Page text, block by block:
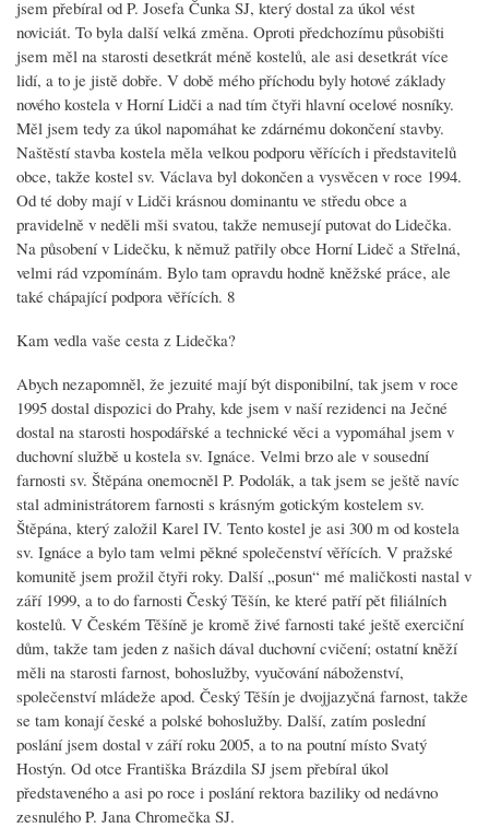
jsem přebíral od P. Josefa Čunka SJ, který dostal za úkol vést
noviciát. To byla další velká změna. Oproti předchozímu působišti
jsem měl na starosti desetkrát méně kostelů, ale asi desetkrát více
lidí, a to je jistě dobře. V době mého příchodu byly hotové základy
nového kostela v Horní Lidči a nad tím čtyři hlavní ocelové nosníky.
Měl jsem tedy za úkol napomáhat ke zdárnému dokončení stavby.
Naštěstí stavba kostela měla velkou podporu věřících i představitelů
obce, takže kostel sv. Václava byl dokončen a vysvěcen v roce 1994.
Od té doby mají v Lidči krásnou dominantu ve středu obce a
pravidelně v neděli mši svatou, takže nemusejí putovat do Lidečka.
Na působení v Lidečku, k němuž patřily obce Horní Lideč a Střelná,
velmi rád vzpomínám. Bylo tam opravdu hodně kněžské práce, ale
také chápající podpora věřících. 8
Kam vedla vaše cesta z Lidečka?
Abych nezapomněl, že jezuité mají být disponibilní, tak jsem v roce
1995 dostal dispozici do Prahy, kde jsem v naší rezidenci na Ječné
dostal na starosti hospodářské a technické věci a vypomáhal jsem v
duchovní službě u kostela sv. Ignáce. Velmi brzo ale v sousední
farnosti sv. Štěpána onemocněl P. Podolák, a tak jsem se ještě navíc
stal administrátorem farnosti s krásným gotickým kostelem sv.
Štěpána, který založil Karel IV. Tento kostel je asi 300 m od kostela
sv. Ignáce a bylo tam velmi pěkné společenství věřících. V pražské
komunitě jsem prožil čtyři roky. Další „posun“ mé maličkosti nastal v
září 1999, a to do farnosti Český Těšín, ke které patří pět filiálních
kostelů. V Českém Těšíně je kromě živé farnosti také ještě exerciční
dům, takže tam jeden z našich dával duchovní cvičení; ostatní kněží
měli na starosti farnost, bohoslužby, vyučování náboženství,
společenství mládeže apod. Český Těšín je dvojjazyčná farnost, takže
se tam konají české a polské bohoslužby. Další, zatím poslední
poslání jsem dostal v září roku 2005, a to na poutní místo Svatý
Hostýn. Od otce Františka Brázdila SJ jsem přebíral úkol
představeného a asi po roce i poslání rektora baziliky od nedávno
zesnulého P. Jana Chromečka SJ.